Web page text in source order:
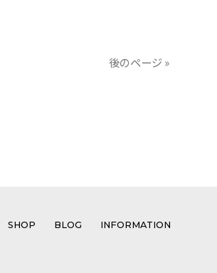
後のページ »
SHOP BLOG INFORMATION